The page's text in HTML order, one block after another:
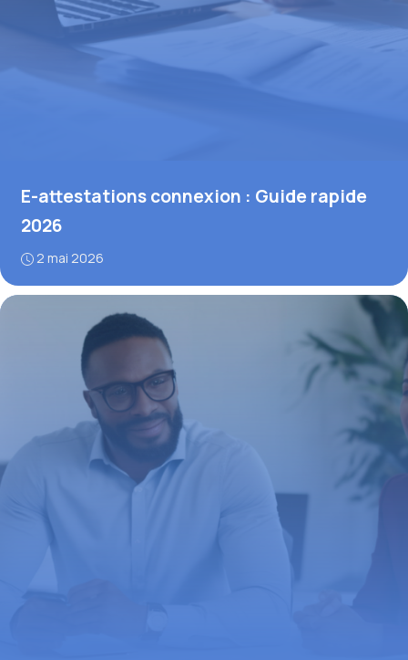
E-attestations connexion : Guide rapide
2026
2 mai 2026